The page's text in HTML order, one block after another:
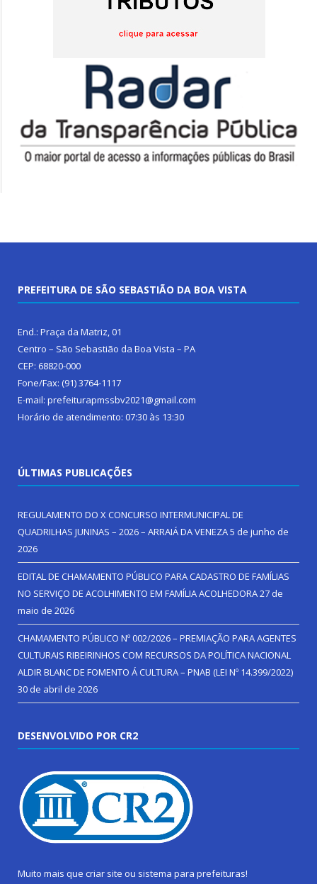
PREFEITURA DE SÃO SEBASTIÃO DA BOA VISTA
End.: Praça da Matriz, 01
Centro – São Sebastião da Boa Vista – PA
CEP: 68820-000
Fone/Fax: (91) 3764-1117
E-mail: prefeiturapmssbv2021@gmail.com
Horário de atendimento: 07:30 às 13:30
ÚLTIMAS PUBLICAÇÕES
REGULAMENTO DO X CONCURSO INTERMUNICIPAL DE
QUADRILHAS JUNINAS – 2026 – ARRAIÁ DA VENEZA5 de junho de
2026
EDITAL DE CHAMAMENTO PÚBLICO PARA CADASTRO DE FAMÍLIAS
NO SERVIÇO DE ACOLHIMENTO EM FAMÍLIA ACOLHEDORA27 de
maio de 2026
CHAMAMENTO PÚBLICO Nº 002/2026 – PREMIAÇÃO PARA AGENTES
CULTURAIS RIBEIRINHOS COM RECURSOS DA POLÍTICA NACIONAL
ALDIR BLANC DE FOMENTO Á CULTURA – PNAB (LEI Nº 14.399/2022)
30 de abril de 2026
DESENVOLVIDO POR CR2
Muito mais que criar site ou sistema para prefeituras!